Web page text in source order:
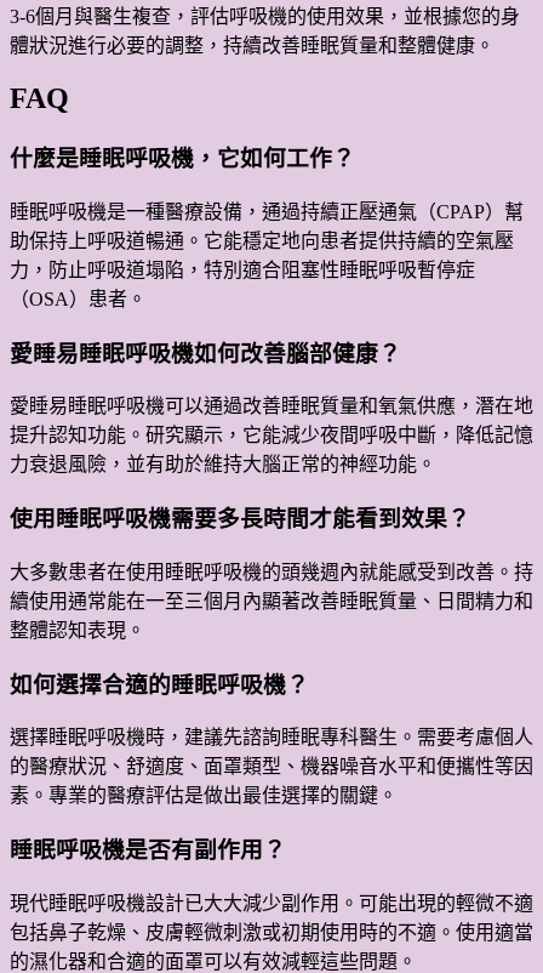
3-6個月與醫生複查，評估呼吸機的使用效果，並根據您的身
體狀況進行必要的調整，持續改善睡眠質量和整體健康。
FAQ
什麼是睡眠呼吸機，它如何工作？
睡眠呼吸機是一種醫療設備，通過持續正壓通氣（CPAP）幫
助保持上呼吸道暢通。它能穩定地向患者提供持續的空氣壓
力，防止呼吸道塌陷，特別適合阻塞性睡眠呼吸暫停症
（OSA）患者。
愛睡易睡眠呼吸機如何改善腦部健康？
愛睡易睡眠呼吸機可以通過改善睡眠質量和氧氣供應，潛在地
提升認知功能。研究顯示，它能減少夜間呼吸中斷，降低記憶
力衰退風險，並有助於維持大腦正常的神經功能。
使用睡眠呼吸機需要多長時間才能看到效果？
大多數患者在使用睡眠呼吸機的頭幾週內就能感受到改善。持
續使用通常能在一至三個月內顯著改善睡眠質量、日間精力和
整體認知表現。
如何選擇合適的睡眠呼吸機？
選擇睡眠呼吸機時，建議先諮詢睡眠專科醫生。需要考慮個人
的醫療狀況、舒適度、面罩類型、機器噪音水平和便攜性等因
素。專業的醫療評估是做出最佳選擇的關鍵。
睡眠呼吸機是否有副作用？
現代睡眠呼吸機設計已大大減少副作用。可能出現的輕微不適
包括鼻子乾燥、皮膚輕微刺激或初期使用時的不適。使用適當
的濕化器和合適的面罩可以有效減輕這些問題。